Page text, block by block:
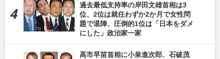
過去最低支持率の岸田文雄首相は3
位、2位は就任わずか2か月で女性問
題で退陣、圧倒的1位は「日本をダメ
にした」政治家一家
高市早苗首相に小泉進次郎、石破茂